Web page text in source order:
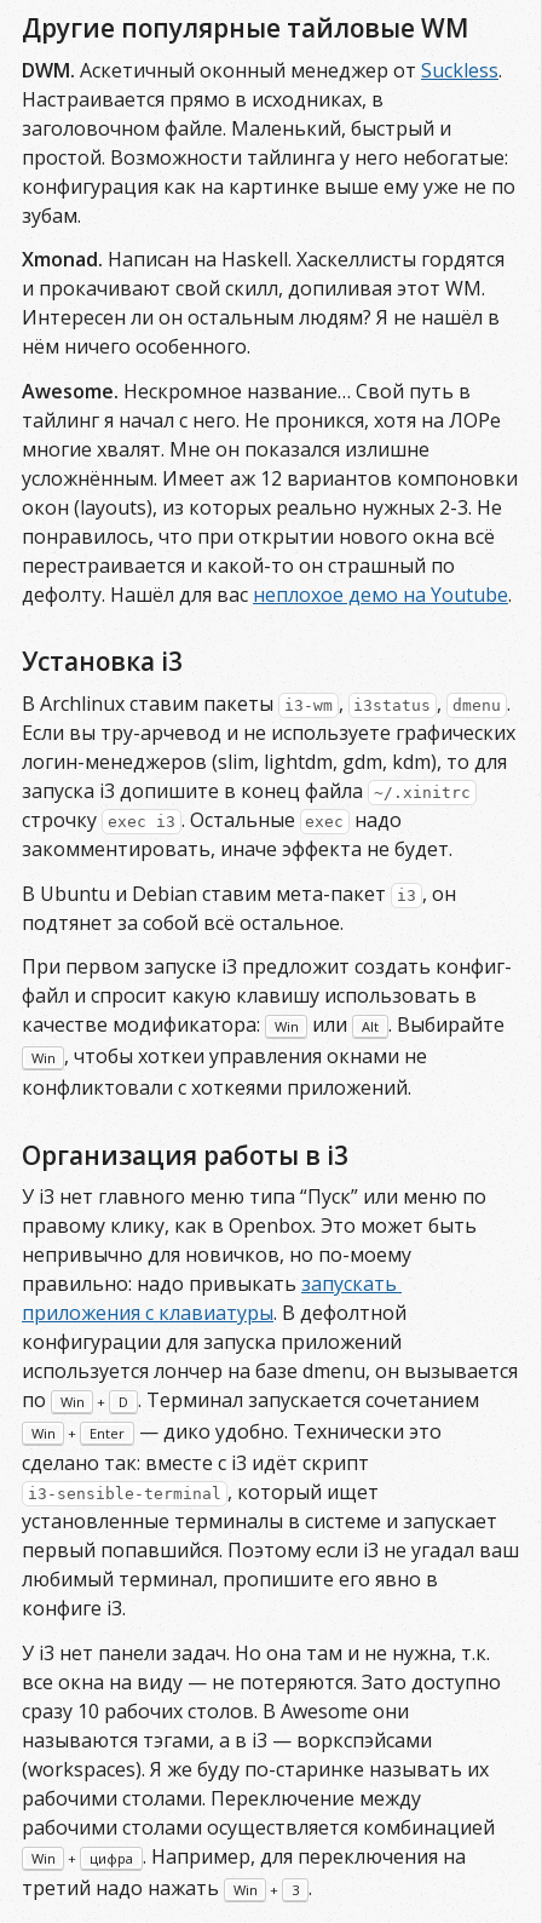
Другие популярные тайловые WM
DWM. Аскетичный оконный менеджер от Suckless.
Настраивается прямо в исходниках, в
заголовочном файле. Маленький, быстрый и
простой. Возможности тайлинга у него небогатые:
конфигурация как на картинке выше ему уже не по
зубам.
Xmonad. Написан на Haskell. Хаскеллисты гордятся
и прокачивают свой скилл, допиливая этот WM.
Интересен ли он остальным людям? Я не нашёл в
нём ничего особенного.
Awesome. Нескромное название… Свой путь в
тайлинг я начал с него. Не проникся, хотя на ЛОРе
многие хвалят. Мне он показался излишне
усложнённым. Имеет аж 12 вариантов компоновки
окон (layouts), из которых реально нужных 2-3. Не
понравилось, что при открытии нового окна всё
перестраивается и какой-то он страшный по
дефолту. Нашёл для вас неплохое демо на Youtube.
Установка i3
В Archlinux ставим пакеты i3-wm , i3status , dmenu .
Если вы тру-арчевод и не используете графических
логин-менеджеров (slim, lightdm, gdm, kdm), то для
запуска i3 допишите в конец файла
~/.xinitrc
строчку exec i3 . Остальные exec
надо
закомментировать, иначе эффекта не будет.
В Ubuntu и Debian ставим мета-пакет
i3 , он
подтянет за собой всё остальное.
При первом запуске i3 предложит создать конфиг-
файл и спросит какую клавишу использовать в
качестве модификатора:
Win или Alt . Выбирайте
Win , чтобы хоткеи управления окнами не
конфликтовали с хоткеями приложений.
Организация работы в i3
У i3 нет главного меню типа “Пуск” или меню по
правому клику, как в Openbox. Это может быть
непривычно для новичков, но по-моему
правильно: надо привыкать запускать
приложения с клавиатуры. В дефолтной
конфигурации для запуска приложений
используется лончер на базе dmenu, он вызывается
по
Win + D . Терминал запускается сочетанием
Win + Enter — дико удобно. Технически это
сделано так: вместе с i3 идёт скрипт
i3-sensible-terminal , который ищет
установленные терминалы в системе и запускает
первый попавшийся. Поэтому если i3 не угадал ваш
любимый терминал, пропишите его явно в
конфиге i3.
У i3 нет панели задач. Но она там и не нужна, т.к.
все окна на виду — не потеряются. Зато доступно
сразу 10 рабочих столов. В Awesome они
называются тэгами, а в i3 — воркспэйсами
(workspaces). Я же буду по-старинке называть их
рабочими столами. Переключение между
рабочими столами осуществляется комбинацией
Win + цифра . Например, для переключения на
третий надо нажать
Win + 3 .